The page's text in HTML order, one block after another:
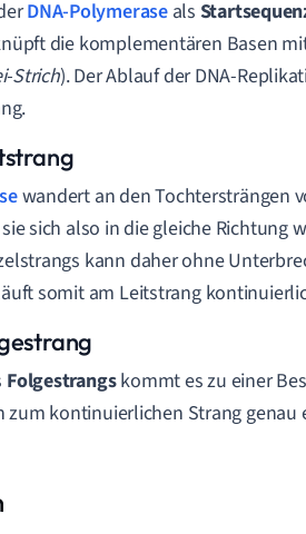
DNA-Polymeraseals
die komplementären Basen
Strich). Der Ablauf der DNA-
wandert an den Tochtersträngen
sich also in die gleiche Richtung
kann daher ohne
somit am Leitstrang
Folgestrangskommt es zu einer
zum kontinuierlichen Strang